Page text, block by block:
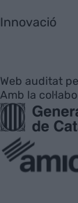
Innovació
Web auditat
Amb la